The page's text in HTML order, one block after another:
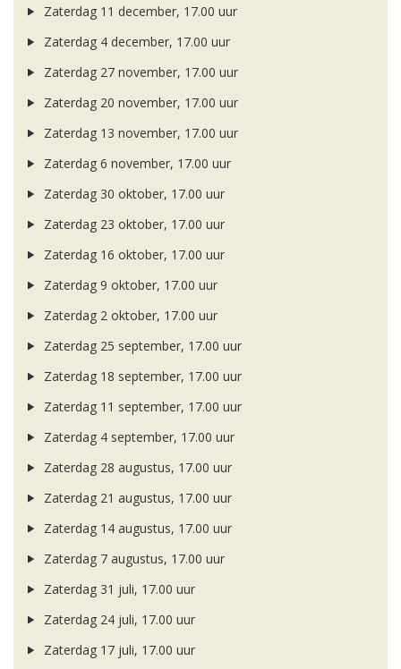
Zaterdag 11 december, 17.00 uur
Zaterdag 4 december, 17.00 uur
Zaterdag 27 november, 17.00 uur
Zaterdag 20 november, 17.00 uur
Zaterdag 13 november, 17.00 uur
Zaterdag 6 november, 17.00 uur
Zaterdag 30 oktober, 17.00 uur
Zaterdag 23 oktober, 17.00 uur
Zaterdag 16 oktober, 17.00 uur
Zaterdag 9 oktober, 17.00 uur
Zaterdag 2 oktober, 17.00 uur
Zaterdag 25 september, 17.00 uur
Zaterdag 18 september, 17.00 uur
Zaterdag 11 september, 17.00 uur
Zaterdag 4 september, 17.00 uur
Zaterdag 28 augustus, 17.00 uur
Zaterdag 21 augustus, 17.00 uur
Zaterdag 14 augustus, 17.00 uur
Zaterdag 7 augustus, 17.00 uur
Zaterdag 31 juli, 17.00 uur
Zaterdag 24 juli, 17.00 uur
Zaterdag 17 juli, 17.00 uur